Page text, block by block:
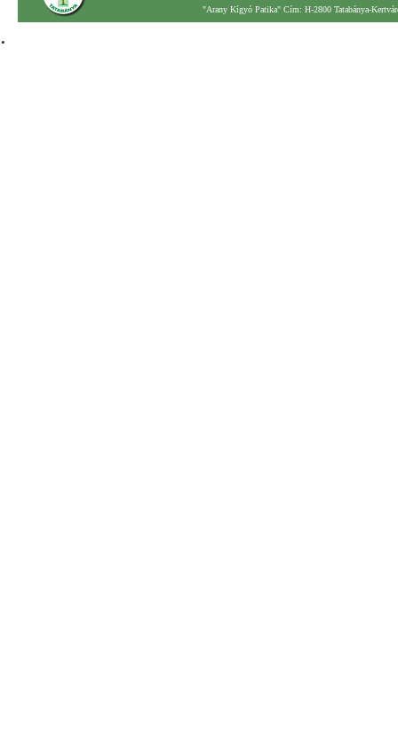
"Arany Kígyó Patika" Cím: H-2800 Tatabánya-
.